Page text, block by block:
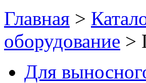
Главная >
оборудование >
Для